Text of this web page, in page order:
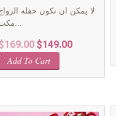
لا يمكن ان تكون حفله
مكت...
169.00 Original
price
was:
$149.00Current
Add To Cart